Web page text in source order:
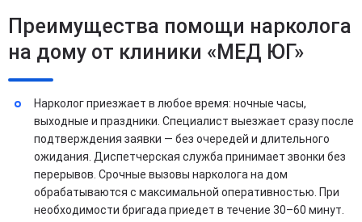
Преимущества помощи нарколога
на дому от клиники «МЕД ЮГ»
Нарколог приезжает в любое время: ночные часы,
выходные и праздники. Специалист выезжает сразу после
подтверждения заявки — без очередей и длительного
ожидания. Диспетчерская служба принимает звонки без
перерывов. Срочные вызовы нарколога на дом
обрабатываются с максимальной оперативностью. При
необходимости бригада приедет в течение 30–60 минут.